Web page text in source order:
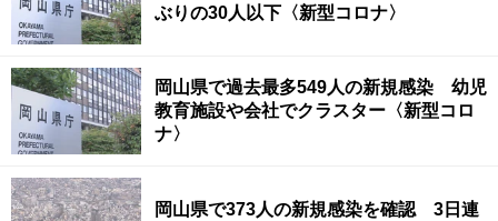
ぶりの30人以下〈新型コロナ〉
岡山県で過去最多549人の新規感染 幼児
教育施設や会社でクラスター〈新型コロ
ナ〉
岡山県で373人の新規感染を確認 3日連